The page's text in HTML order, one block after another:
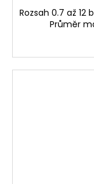
Rozsah 0.7 až 12
Průměr